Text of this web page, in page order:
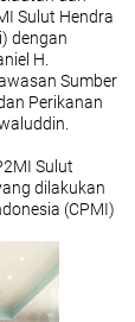
Sulut Hendra
dengan
H.
Sumber
Perikanan
Sulut
dilakukan
(CPMI)